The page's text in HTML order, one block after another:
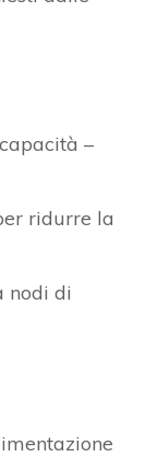
–
ridurre la
nodi di